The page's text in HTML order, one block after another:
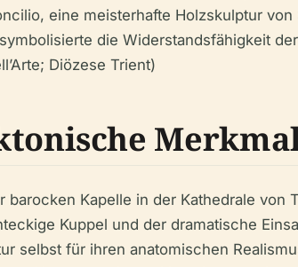
eine meisterhafte Holzskulptur
die Widerstandsfähigkeit
Diözese Trient)
Kapelle in der Kathedrale von
Kuppel und der dramatische
selbst für ihren anatomischen